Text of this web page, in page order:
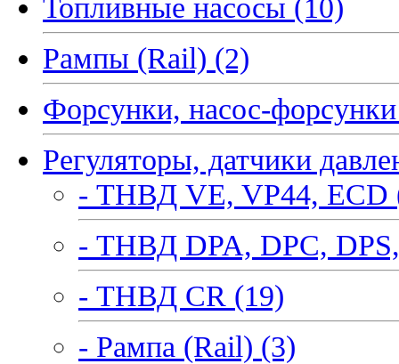
Рампы (Rail) (2)
Форсунки, насос-
Регуляторы, датчики
- ТНВД VE, VP44, ECD
- ТНВД DPA, DPC,
- ТНВД CR (19)
- Рампа (Rail) (3)